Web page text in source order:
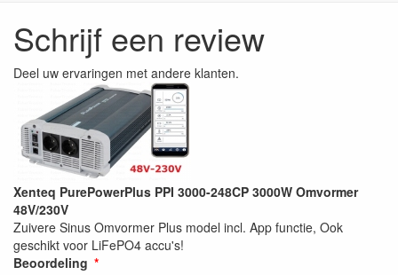
Schrijf een review
Deel uw ervaringen met andere klanten.
Xenteq PurePowerPlus PPI 3000-248CP 3000W Omvormer
48V/230V
Zuivere Sinus Omvormer Plus model incl. App functie, Ook
geschikt voor LiFePO4 accu's!
Beoordeling